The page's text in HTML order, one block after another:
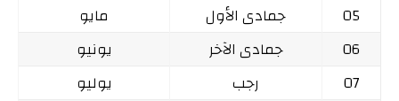
05
جمادى الأول
مايو
06
جمادى الآخر
يونيو
07
رجب
يوليو